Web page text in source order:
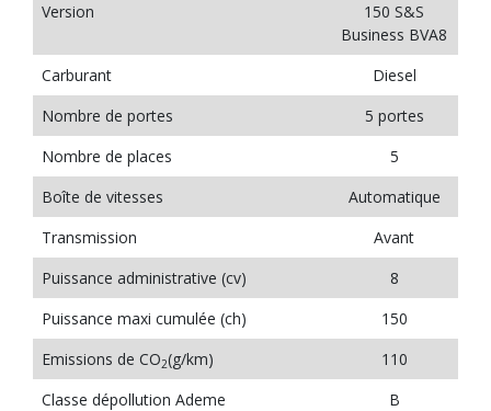
Version
150 S&S
Business BVA8
Carburant
Diesel
Nombre de portes
5 portes
Nombre de places
5
Boîte de vitesses
Automatique
Transmission
Avant
Puissance administrative (cv)
8
Puissance maxi cumulée (ch)
150
Emissions de CO2(g/km)
110
Classe dépollution Ademe
B